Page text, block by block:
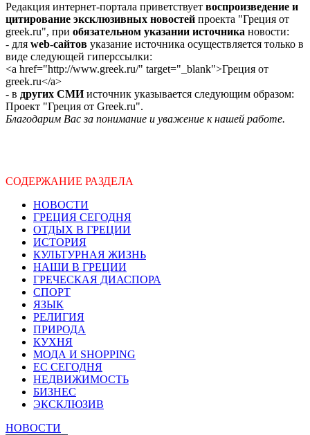
Редакция интернет-портала приветствует воспроизведение и
цитирование эксклюзивных новостей проекта "Греция от
greek.ru", при обязательном указании источника новости:
- для web-сайтов указание источника осуществляется только в
виде следующей гиперссылки:
<a href="http://www.greek.ru/" target="_blank">Греция от
greek.ru</a>
- в других СМИисточник указывается следующим образом:
Проект "Греция от Greek.ru".
Благодарим Вас за понимание и уважение к нашей работе.
СОДЕРЖАНИЕ РАЗДЕЛА
НОВОСТИ
ГРЕЦИЯ СЕГОДНЯ
ОТДЫХ В ГРЕЦИИ
ИСТОРИЯ
КУЛЬТУРНАЯ ЖИЗНЬ
НАШИ В ГРЕЦИИ
ГРЕЧЕСКАЯ ДИАСПОРА
СПОРТ
ЯЗЫК
РЕЛИГИЯ
ПРИРОДА
КУХНЯ
МОДА И SHOPPING
ЕС СЕГОДНЯ
НЕДВИЖИМОСТЬ
БИЗНЕС
ЭКСКЛЮЗИВ
НОВОСТИ